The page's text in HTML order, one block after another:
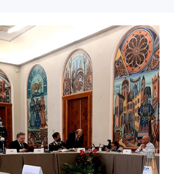
il protocollo per il